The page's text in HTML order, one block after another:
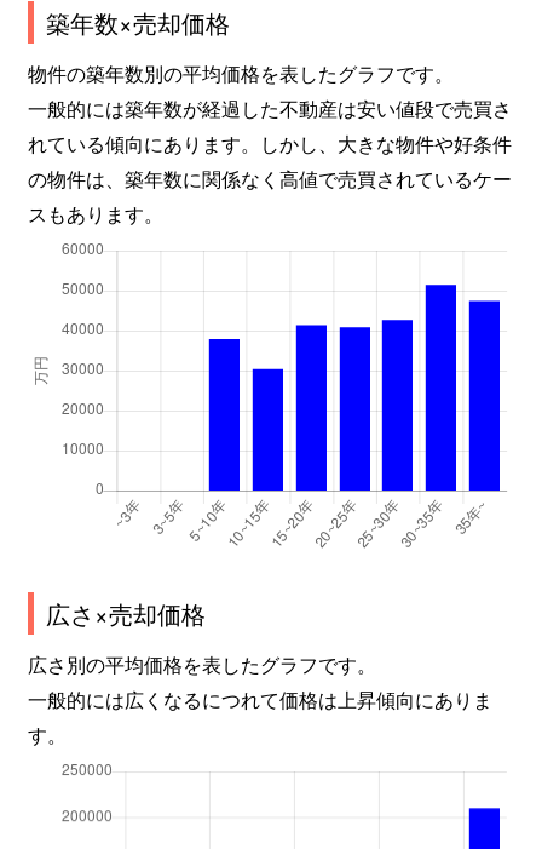
築年数×売却価格
物件の築年数別の平均価格を表したグラフです。
一般的には築年数が経過した不動産は安い値段で売買さ
れている傾向にあります。しかし、大きな物件や好条件
の物件は、築年数に関係なく高値で売買されているケー
スもあります。
広さ×売却価格
広さ別の平均価格を表したグラフです。
一般的には広くなるにつれて価格は上昇傾向にありま
す。